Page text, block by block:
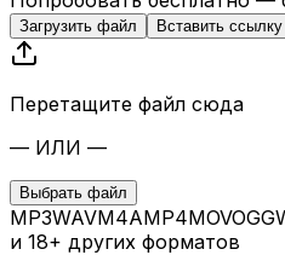
Загрузить файл Вставить ссылку
Перетащите файл сюда
— ИЛИ —
Выбрать файл
MP3WAVM4AMP4MOVOGG
и 18+ других форматов